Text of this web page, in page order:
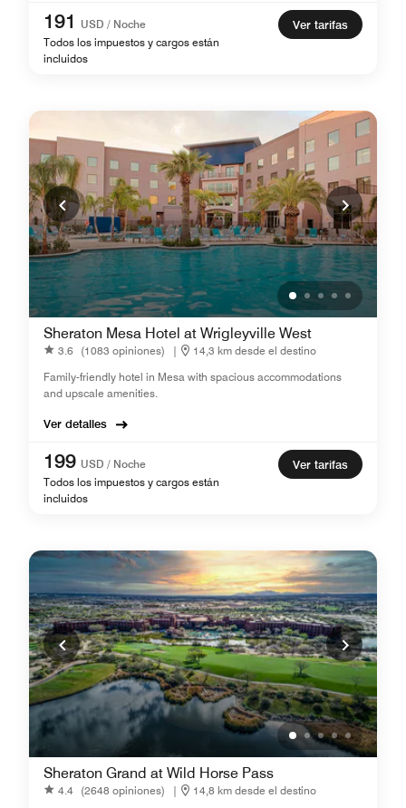
191
USD / Noche
Todos los impuestos y cargos están
incluidos
Ver tarifas
Sheraton Mesa Hotel at Wrigleyville West
3.6 (1083 opiniones) |
14,3 km desde el destino
Family-friendly hotel in Mesa with spacious accommodations
and upscale amenities.
Ver detalles
199 USD / Noche
Todos los impuestos y cargos están
incluidos
Ver tarifas
Sheraton Grand at Wild Horse Pass
4.4 (2648 opiniones) | 14,8 km desde el destino